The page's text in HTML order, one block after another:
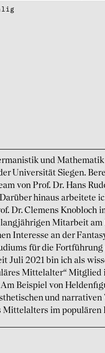
und
Universität Siegen.
von Prof. Dr. Hans
hinaus arbeitete
Dr. Clemens Knobloch
Mitarbeit
Interesse an der
für die Fortführung
Juli 2021 bin ich als
Mittelalter“ Mitglied
Beispiel von
und narrativen
im populären